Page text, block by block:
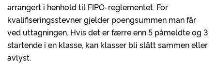
arrangert i henhold til FIPO-reglementet. For
kvalifiseringsstevner gjelder poengsummen man får
ved uttagningen. Hvis det er færre enn 5 påmeldte og 3
startende i en klasse, kan klasser bli slått sammen eller
avlyst.